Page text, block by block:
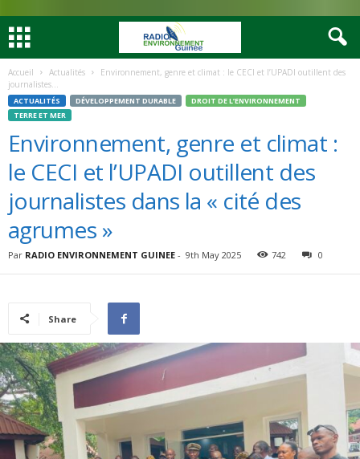
Accueil Actualités
Environnement, genre et climat : le CECI et l’UPADI outillent des
journalistes...
ACTUALITÉS DÉVELOPPEMENT DURABLE
DROIT DE L’ENVIRONNEMENT
TERRE ET MER
Environnement, genre et climat :
le CECI et l’UPADI outillent des
journalistes dans la « cité des
agrumes »
Par RADIO ENVIRONNEMENT GUINEE - 9th May 2025 742 0
Share